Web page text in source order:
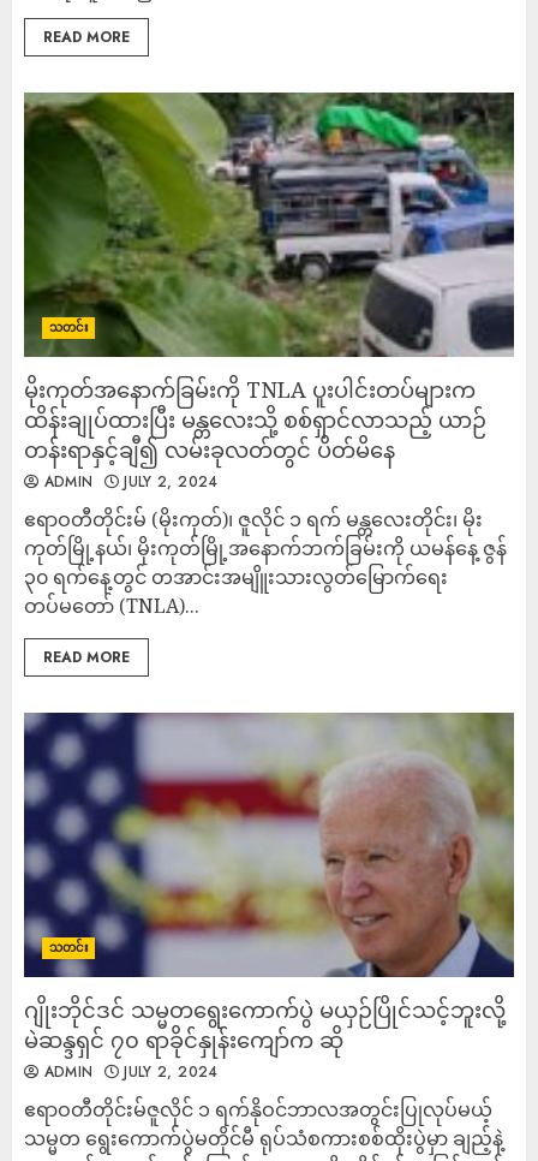
READ MORE
သတင်း
မိုးကုတ်အနောက်ခြမ်းကို TNLA ပူးပါင်းတပ်များက
ထိန်းချုပ်ထားပြီး မန္တလေးသို့ စစ်ရှာင်လာသည့် ယာဉ်
တန်းရာနှင့်ချီ၍ လမ်းခုလတ်တွင် ပိတ်မိနေ
ADMIN JULY 2, 2024
ဧရာဝတီတိုင်းမ် (မိုးကုတ်)၊ ‌‌‌‌‌‌‌‌‌‌‌‌‌ဇူလိုင် ၁ ရက် မန္တလေးတိုင်း၊ မိုး
ကုတ်မြို့နယ်၊ မိုးကုတ်မြို့အနောက်ဘက်ခြမ်းကို ယမန်နေ့ ဇွန်
၃၀ ရက်နေ့တွင် တအာင်းအမျိူးသားလွတ်မြောက်ရေး
တပ်မတော် (TNLA)...
READ MORE
သတင်း
ဂျိုးဘိုင်ဒင် သမ္မတရွေးကောက်ပွဲ မယှဉ်ပြိုင်သင့်ဘူးလို့
မဲဆန္ဒရှင် ၇၀ ရာခိုင်နှုန်းကျော်က ဆို
ADMIN JULY 2, 2024
ဧရာဝတီတိုင်းမ်ဇူလိုင် ၁ ရက်နိုဝင်ဘာလအတွင်းပြုလုပ်မယ့်
သမ္မတ ရွေးကောက်ပွဲမတိုင်မီ ရုပ်သံစကားစစ်ထိုးပွဲမှာ ချည့်နဲ့